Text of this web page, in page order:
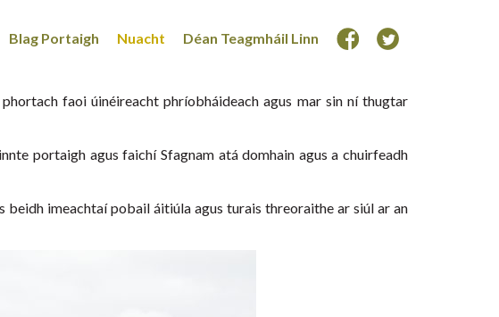
Blag Portaigh Nuacht Déan Teagmháil Linn
faoi úinéireacht phríobháideach agus mar sin ní thugtar
portaigh agus faichí Sfagnam atá domhain agus a chuirfeadh
beidh imeachtaí pobail áitiúla agus turais threoraithe ar siúl ar an